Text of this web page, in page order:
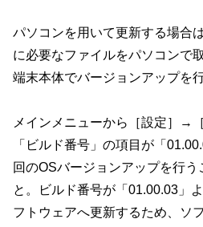
パソコンを用いて更新する場合
に必要なファイルをパソコンで
端末本体でバージョンアップを
メインメニューから［設定］→
「ビルド番号」の項目が「
回のOSバージョンアップを行う
と。ビルド番号が「01.00.03」
フトウェアへ更新するため、ソ